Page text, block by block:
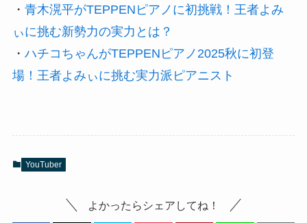
・ 青木滉平がTEPPENピアノに初挑戦！王者よみ
ぃに挑む新勢力の実力とは？
・ ハチコちゃんがTEPPENピアノ2025秋に初登
場！王者よみぃに挑む実力派ピアニスト
YouTuber
よかったらシェアしてね！